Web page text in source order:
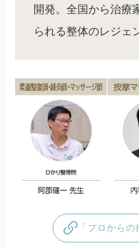
開発。全国から治療
られる整体のレジェ
「プロからの